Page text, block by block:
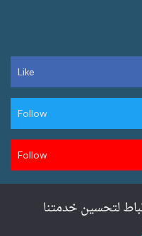
Like
Follow
Follow
ويب لخدمات المواقع
لتحسين خدمتنا